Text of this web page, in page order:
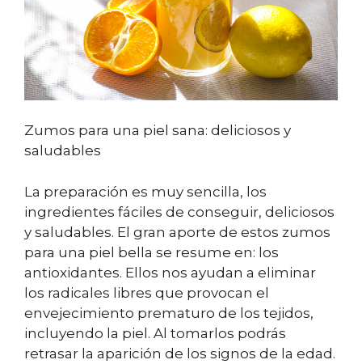
Zumos para una piel sana: deliciosos y
saludables
La preparación es muy sencilla, los
ingredientes fáciles de conseguir, deliciosos
y saludables. El gran aporte de estos zumos
para una piel bella se resume en: los
antioxidantes. Ellos nos ayudan a eliminar
los radicales libres que provocan el
envejecimiento prematuro de los tejidos,
incluyendo la piel. Al tomarlos podrás
retrasar la aparición de los signos de la edad.